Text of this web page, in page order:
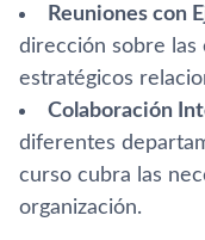
Reuniones con
dirección sobre las
estratégicos
Colaboración
diferentes
curso cubra las
organización.